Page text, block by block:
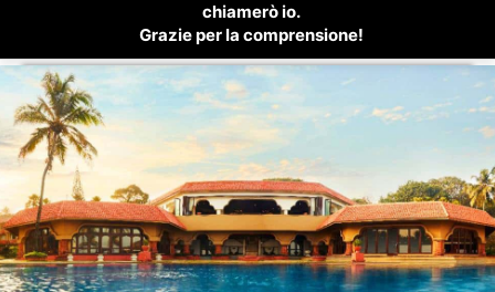
chiamerò io.
Grazie per la comprensione!